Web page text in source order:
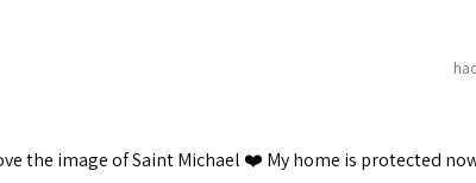
the image of Saint Michael ❤️ My home is protected